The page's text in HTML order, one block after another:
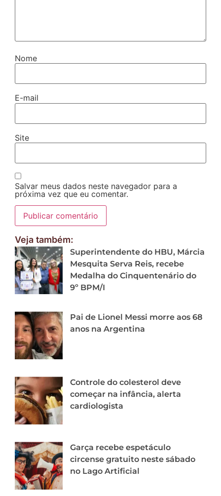
Nome
E-mail
Site
Salvar meus dados neste navegador para a
próxima vez que eu comentar.
Veja também:
Superintendente do HBU, Márcia
Mesquita Serva Reis, recebe
Medalha do Cinquentenário do
9º BPM/I
Pai de Lionel Messi morre aos 68
anos na Argentina
Controle do colesterol deve
começar na infância, alerta
cardiologista
Garça recebe espetáculo
circense gratuito neste sábado
no Lago Artificial